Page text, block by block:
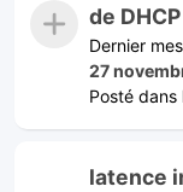
de DHCP
Dernier
27
Posté dans
latence